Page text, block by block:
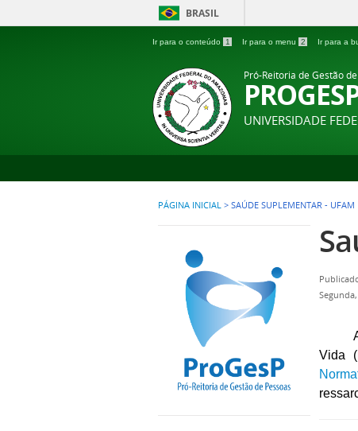
BRASIL
Ir para o conteúdo 1 Ir para o menu 2 Ir para a
Pró-Reitoria de Gestão
UNIVERSIDADE
PÁGINA INICIAL > SAÚDE SUPLEMENTAR - UFAM
Vida